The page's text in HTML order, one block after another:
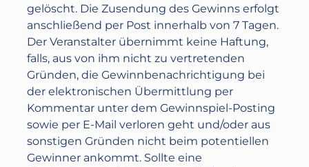
gelöscht. Die Zusendung des Gewinns erfolgt
anschließend per Post innerhalb von 7 Tagen.
Der Veranstalter übernimmt keine Haftung,
falls, aus von ihm nicht zu vertretenden
Gründen, die Gewinnbenachrichtigung bei
der elektronischen Übermittlung per
Kommentar unter dem Gewinnspiel-Posting
sowie per E-Mail verloren geht und/oder aus
sonstigen Gründen nicht beim potentiellen
Gewinner ankommt. Sollte eine